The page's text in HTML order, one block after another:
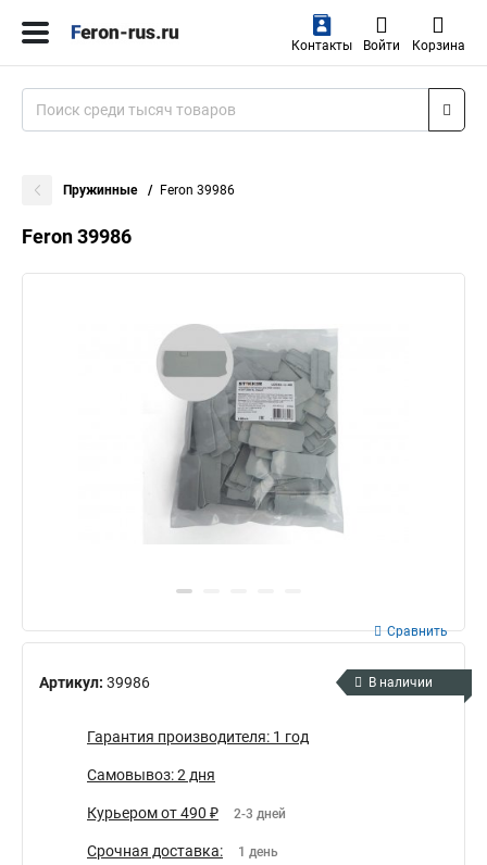
Контакты Войти Корзина
Пружинные Feron 39986
Feron 39986
Артикул: 39986
Сравнить
В наличии
Гарантия производителя: 1 год
Самовывоз: 2 дня
Курьером от 490 ₽ 2-3 дней
Срочная доставка: 1 день